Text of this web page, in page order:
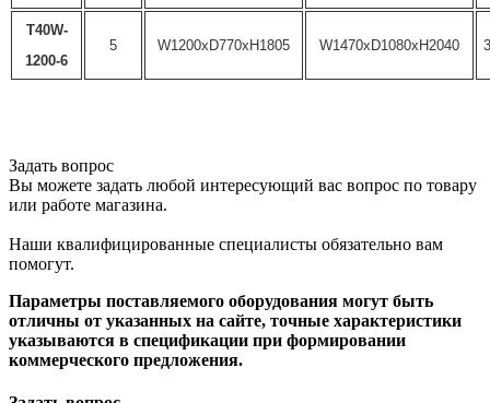
T40W-
1200-6
5 W1200xD770xH1805 W1470xD1080xH2040
Задать вопрос
Вы можете задать любой интересующий вас вопрос по товару
или работе магазина.
Наши квалифицированные специалисты обязательно вам
помогут.
Параметры поставляемого оборудования могут быть
отличны от указанных на сайте, точные характеристики
указываются в спецификации при формировании
коммерческого предложения.